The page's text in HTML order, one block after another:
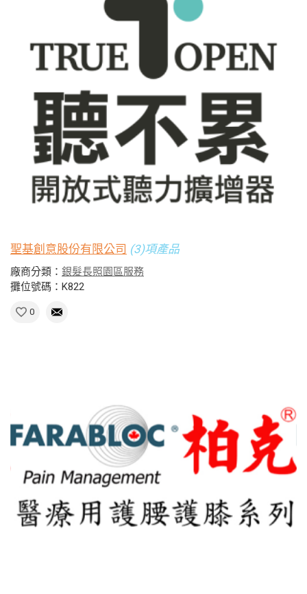
聖基創意股份有限公司 (3)項產品
廠商分類： 銀髮長照園區服務
攤位號碼：K822
0